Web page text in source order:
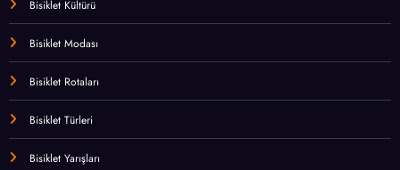
Bisiklet Modası
Bisiklet Rotaları
Bisiklet Türleri
Bisiklet Yarışları